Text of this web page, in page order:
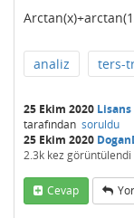
analiz ters-
25 Ekim 2020
tarafından soruldu
25 Ekim 2020
2.3k kez görüntülendi
Cevap